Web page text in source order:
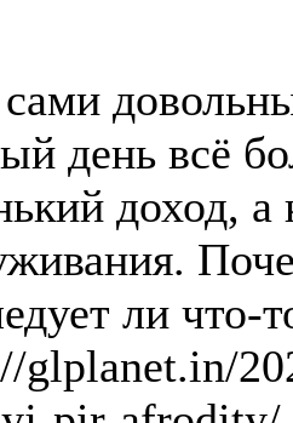
день всё
доход,
ли что-
glplanet.in/